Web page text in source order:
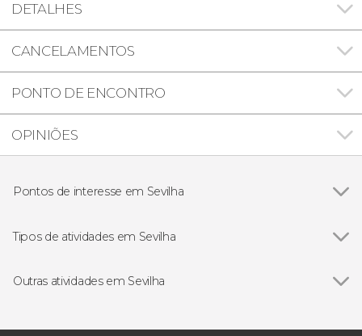
DETALHES
CANCELAMENTOS
PONTO DE ENCONTRO
OPINIÕES
Pontos de interesse em Sevilha
Plaza de España de Sevilha
Arquivo das Índias
Plaza Nueva
Tipos de atividades em Sevilha
Free Tour
Outras atividades em Sevilha
com guia em espanhol